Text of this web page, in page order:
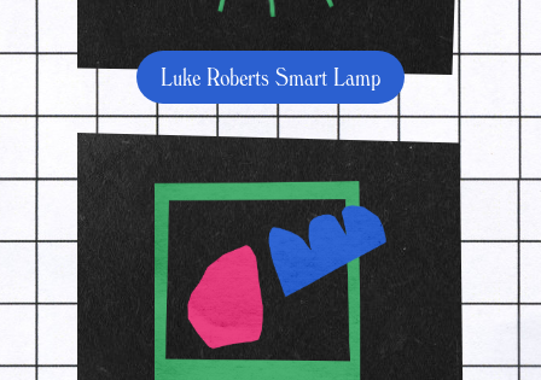
Luke Roberts Smart Lamp